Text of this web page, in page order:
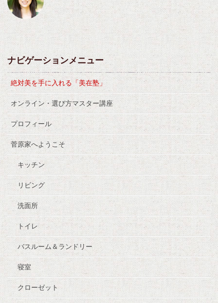
ナビゲーションメニュー
絶対美を手に入れる「美在塾」
オンライン・選び方マスター講座
プロフィール
菅原家へようこそ
キッチン
リビング
洗面所
トイレ
バスルーム＆ランドリー
寝室
クローゼット